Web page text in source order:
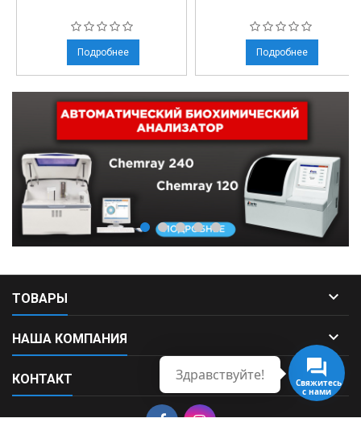
Подробнее Подробнее
ТОВАРЫ 
НАША КОМПАНИЯ 
КОНТАКТ 
Свяжитесь
с нами
Здравствуйте!